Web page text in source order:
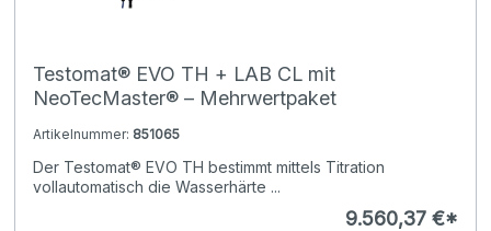
Testomat® EVO TH + LAB CL mit
NeoTecMaster® – Mehrwertpaket
Artikelnummer: 851065
Der Testomat® EVO TH bestimmt mittels Titration
vollautomatisch die Wasserhärte ...
9.560,37 €*